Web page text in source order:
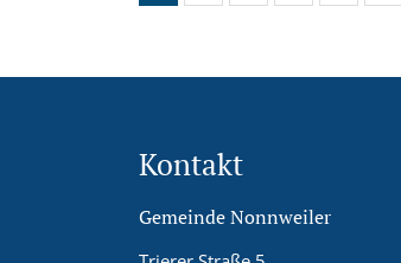
Kontakt
Gemeinde Nonnweiler